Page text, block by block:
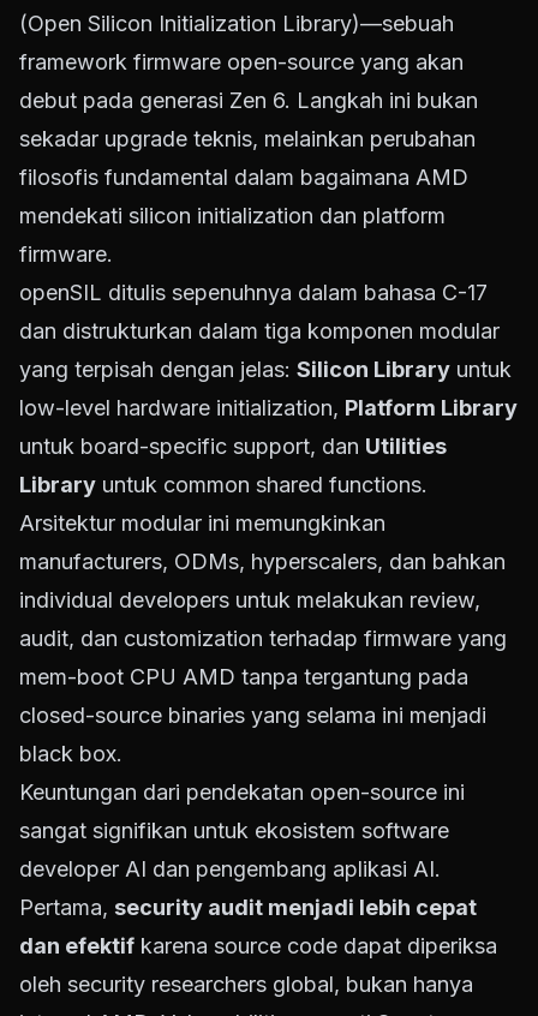
(Open Silicon Initialization Library)—sebuah
framework firmware open-source yang akan
debut pada generasi Zen 6. Langkah ini bukan
sekadar upgrade teknis, melainkan perubahan
filosofis fundamental dalam bagaimana AMD
mendekati silicon initialization dan platform
firmware.
openSIL ditulis sepenuhnya dalam bahasa C-17
dan distrukturkan dalam tiga komponen modular
yang terpisah dengan jelas: Silicon Library untuk
low-level hardware initialization, Platform Library
untuk board-specific support, dan Utilities
Library untuk common shared functions.
Arsitektur modular ini memungkinkan
manufacturers, ODMs, hyperscalers, dan bahkan
individual developers untuk melakukan review,
audit, dan customization terhadap firmware yang
mem-boot CPU AMD tanpa tergantung pada
closed-source binaries yang selama ini menjadi
black box.
Keuntungan dari pendekatan open-source ini
sangat signifikan untuk ekosistem software
developer AI dan pengembang aplikasi AI.
Pertama, security audit menjadi lebih cepat
dan efektif karena source code dapat diperiksa
oleh security researchers global, bukan hanya